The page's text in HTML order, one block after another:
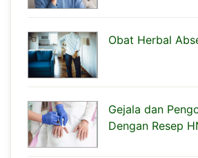
Obat Herbal
Gejala dan
Dengan Resep